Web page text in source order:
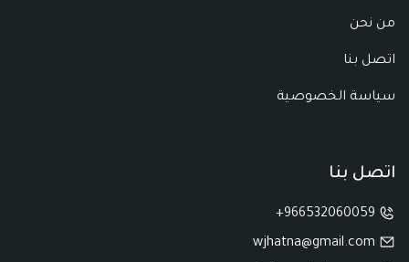
من نحن
اتصل بنا
سياسة الخصوصية
اتصل بنا